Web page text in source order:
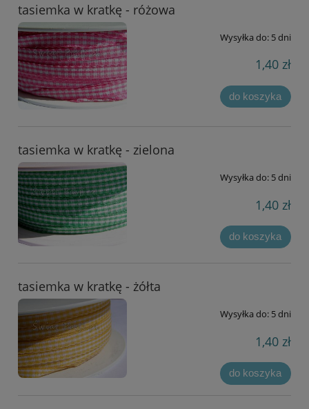
tasiemka w kratkę - różowa
Wysyłka do: 5 dni
1,40 zł
do koszyka
tasiemka w kratkę - zielona
Wysyłka do: 5 dni
1,40 zł
do koszyka
tasiemka w kratkę - żółta
Wysyłka do: 5 dni
1,40 zł
do koszyka